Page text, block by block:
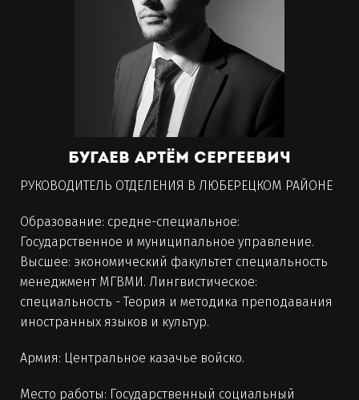
Бугаев Артём Сергеевич
РУКОВОДИТЕЛЬ ОТДЕЛЕНИЯ В ЛЮБЕРЕЦКОМ РАЙОНЕ
Образование: средне-специальное:
Государственное и муниципальное управление.
Высшее: экономический факультет специальность
менеджмент МГВМИ. Лингвистическое:
специальность - Теория и методика преподавания
иностранных языков и культур.
Армия: Центральное казачье войско.
Место работы: Государственный социальный